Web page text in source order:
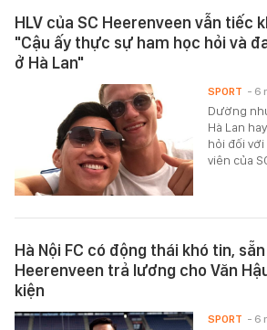
HLV của SC Heerenveen vẫn tiếc
"Cậu ấy thực sự ham học hỏi và
ở Hà Lan"
Dường
Hà Lan
hỏi đối
viên của
SPORT - 6
Hà Nội FC có động thái khó tin,
Heerenveen trả lương cho Văn
kiện
SPORT - 6